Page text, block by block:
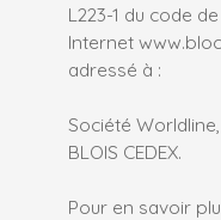
L223-1 du code
Internet
adressé à :
Société Worldline,
BLOIS CEDEX.
Pour en savoir